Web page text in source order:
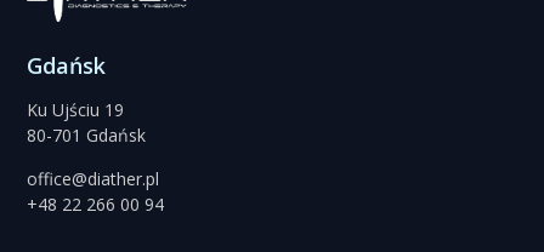
Gdańsk
Ku Ujściu 19
80-701 Gdańsk
office@diather.pl
+48 22 266 00 94